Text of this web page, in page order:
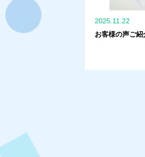
2025.11.22
お客様の声ご紹